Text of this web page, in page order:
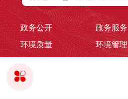
政务公开 政务服务
环境质量
环境管理